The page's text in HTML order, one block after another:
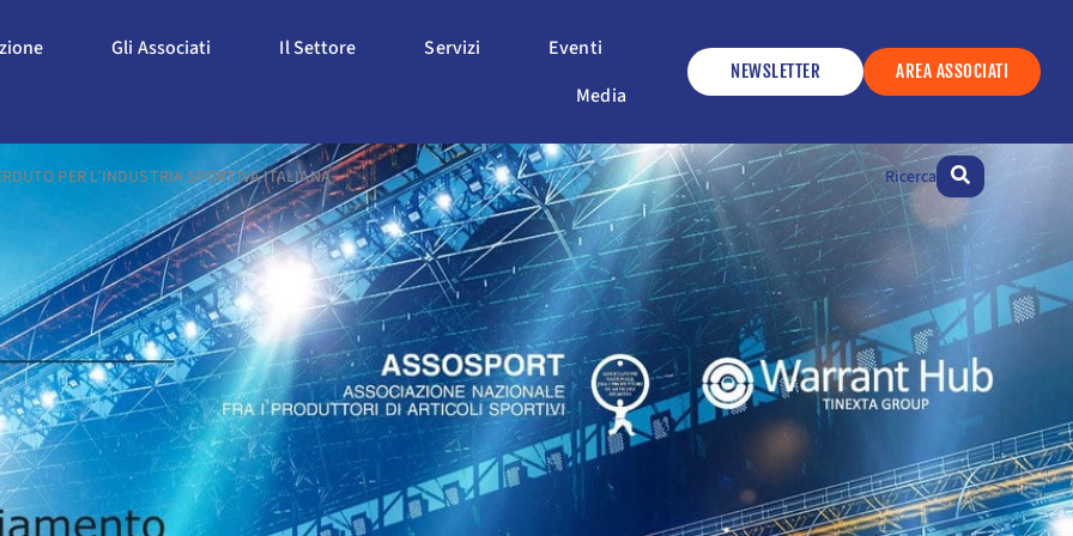
Apri L'Associazione
Gli Associati Apri Gli Associati
Il Settore Apri Il Settore
Servizi Apri ServiziEventi
Media Apri Media
NEWSLETTER AREA ASSOCIATI
PER L’INDUSTRIA SPORTIVA ITALIANA Ricerca